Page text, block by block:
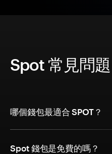
Spot 常見問題
哪個錢包最適合 SPOT？
Spot 錢包是免費的嗎？